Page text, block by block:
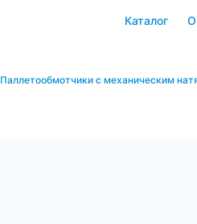
Каталог О
Паллетообмотчики с механическим